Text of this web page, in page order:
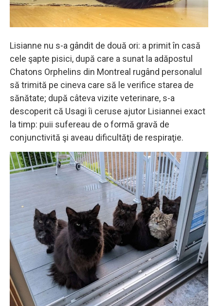
Lisianne nu s-a gândit de două ori: a primit în casă
cele şapte pisici, după care a sunat la adăpostul
Chatons Orphelins din Montreal rugând personalul
să trimită pe cineva care să le verifice starea de
sănătate; după câteva vizite veterinare, s-a
descoperit că Usagi îi ceruse ajutor Lisiannei exact
la timp: puii sufereau de o formă gravă de
conjunctivită şi aveau dificultăţi de respiraţie.